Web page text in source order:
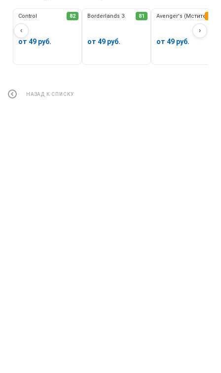
‹ ›
82
Control
от 49 руб.
81
Borderlands 3
от 49 руб.
Avenger's (Мстители)
от 49 руб.
НАЗАД К СПИСКУ